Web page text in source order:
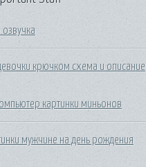
озвучка
крючком схема и описание
картинки миньонов
мужчине на день рождения